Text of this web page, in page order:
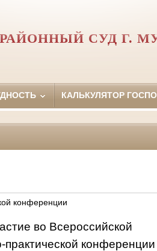
СУД Г.
КАЛЬКУЛЯТОР
конференции
во Всероссийской
практической конференции